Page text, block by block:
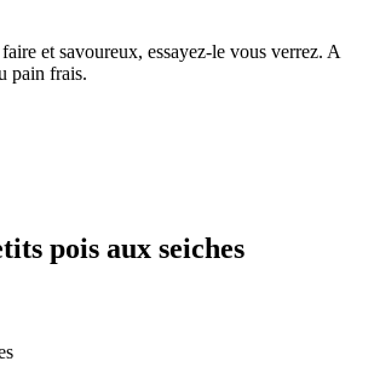
et savoureux, essayez-le vous verrez. A
pain frais.
pois aux seiches